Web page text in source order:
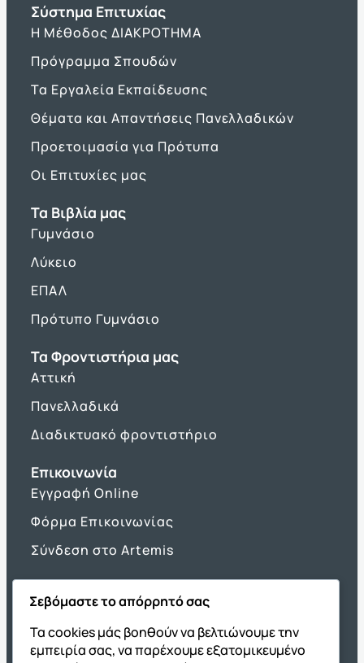
Σύστημα Επιτυχίας
Η Μέθοδος ΔΙΑΚΡΟΤΗΜΑ
Πρόγραμμα Σπουδών
Τα Εργαλεία Εκπαίδευσης
Θέματα και Απαντήσεις Πανελλαδικών
Προετοιμασία για Πρότυπα
Οι Επιτυχίες μας
Τα Βιβλία μας
Γυμνάσιο
Λύκειο
ΕΠΑΛ
Πρότυπο Γυμνάσιο
Τα Φροντιστήρια μας
Αττική
Πανελλαδικά
Διαδικτυακό φροντιστήριο
Επικοινωνία
Εγγραφή Online
Φόρμα Επικοινωνίας
Σύνδεση στο Artemis
Όμιλος ΔΙΑΚΡΟΤΗΜΑ
ΔΙΑΚΡΟΤΗΜΑ@Home
Σεβόμαστε το απόρρητό σας
Τα cookies μάς βοηθούν να βελτιώνουμε την
εμπειρία σας, να παρέχουμε εξατομικευμένο